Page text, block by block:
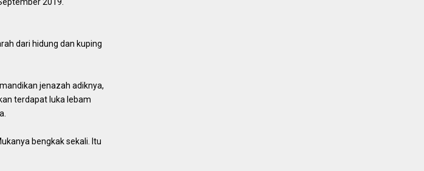
dari hidung dan kuping
jenazah adiknya,
terdapat luka lebam
bengkak sekali. Itu